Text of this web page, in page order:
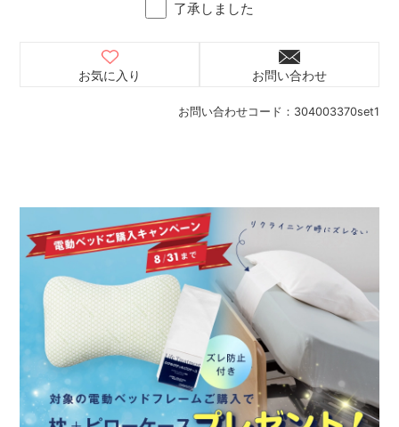
お問い合わせコード： 304003370set1
了承しました
お気に入り お問い合わせ